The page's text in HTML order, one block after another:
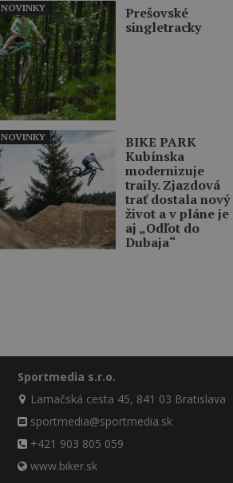
Prešovské
singletracky
NOVINKY
BIKE PARK
Kubínska
modernizuje
traily. Zjazdová
trať dostala nový
život a v pláne je
aj „Odľot do
Dubaja“
NOVINKY
Sportmedia s.r.o.
Lamačská cesta 45, 841 03 Bratislava
sportmedia@sportmedia.sk
+421 903 805 059
www.biker.sk